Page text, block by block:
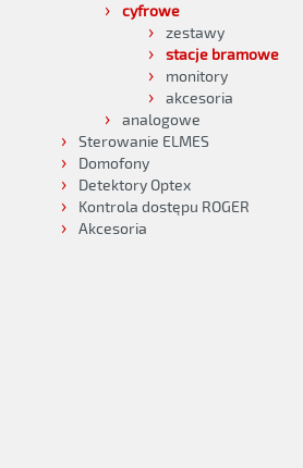
cyfrowe
zestawy
stacje bramowe
monitory
akcesoria
analogowe
Sterowanie ELMES
Domofony
Detektory Optex
Kontrola dostępu ROGER
Akcesoria